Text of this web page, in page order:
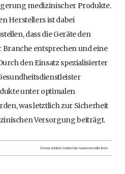
medizinischer Produkte.
Herstellers ist dabei
dass die Geräte den
entsprechen und eine
den Einsatz spezialisierter
unter optimalen
was letztlich zur Sicherheit
Versorgung beiträgt.